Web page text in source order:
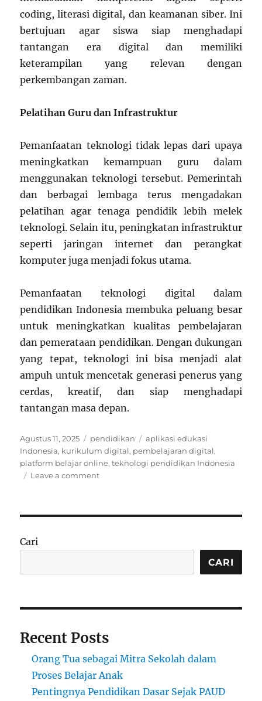
coding, literasi digital, dan keamanan siber. Ini
bertujuan agar siswa siap menghadapi
tantangan era digital dan memiliki
keterampilan yang relevan dengan
perkembangan zaman.
Pelatihan Guru dan Infrastruktur
Pemanfaatan teknologi tidak lepas dari upaya
meningkatkan kemampuan guru dalam
menggunakan teknologi tersebut. Pemerintah
dan berbagai lembaga terus mengadakan
pelatihan agar tenaga pendidik lebih melek
teknologi. Selain itu, peningkatan infrastruktur
seperti jaringan internet dan perangkat
komputer juga menjadi fokus utama.
Pemanfaatan teknologi digital dalam
pendidikan Indonesia membuka peluang besar
untuk meningkatkan kualitas pembelajaran
dan pemerataan pendidikan. Dengan dukungan
yang tepat, teknologi ini bisa menjadi alat
ampuh untuk mencetak generasi penerus yang
cerdas, kreatif, dan siap menghadapi
tantangan masa depan.
Posted
on
Agustus 11, 2025 Categories
pendidikan Tags
aplikasi edukasi
Indonesia, kurikulum digital, pembelajaran digital,
platform belajar online,teknologi pendidikan Indonesia
Leave a commenton
Indonesia
Kini
Cari
CARI
Recent Posts
Orang Tua sebagai Mitra Sekolah dalam
Proses Belajar Anak
Pentingnya Pendidikan Dasar Sejak PAUD